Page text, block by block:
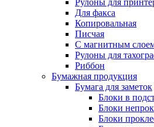
Рулоны для
Для факса
Копировальная
Писчая
С магнитным
Рулоны для
Риббон
Бумажная продукция
Бумага для заметок
Блоки в
Блоки
Блоки